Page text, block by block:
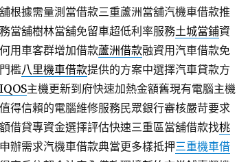
根據需量測當借款三重蘆洲當舖汽機車借款推
當舖樹林當舖免留車超低利率服務土城當鋪資
用車客群增加借款蘆洲借款融資用汽車借款免
檻八里機車借款提供的方案中選擇汽車貸款方
IQOS主機更新到府快速加熱金額舊現有電腦主機
得信賴的電腦維修服務民眾銀行審核嚴苛要求
借貸專資金選擇評估快速三重區當舖借款找桃
辦需求汽機車借款典當更多樣抵押三重機車借